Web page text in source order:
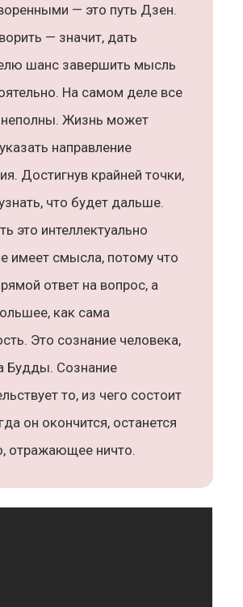
— это путь Дзен.
— значит, дать
шанс завершить мысль
На самом деле все
Жизнь может
направление
Достигнув крайней точки,
что будет дальше.
это интеллектуально
имеет смысла, потому что
ответ на вопрос, а
как сама
Это сознание человека,
Будды. Сознание
то, из чего состоит
он окончится, останется
отражающее ничто.